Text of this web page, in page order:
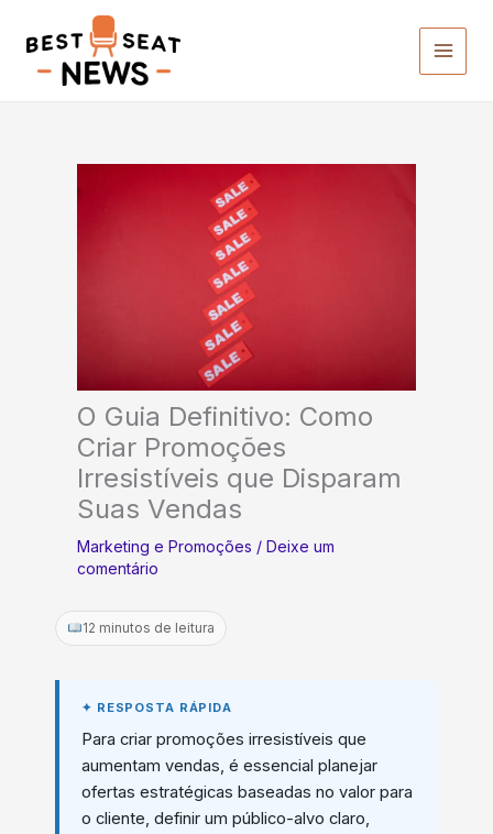
para
conteúdo
O Guia Definitivo: Como
Criar Promoções
Irresistíveis que Disparam
Suas Vendas
Marketing e Promoções / Deixe um
comentário
12 minutos de leitura
Para criar promoções irresistíveis que
aumentam vendas, é essencial planejar
ofertas estratégicas baseadas no valor para
o cliente, definir um público-alvo claro,